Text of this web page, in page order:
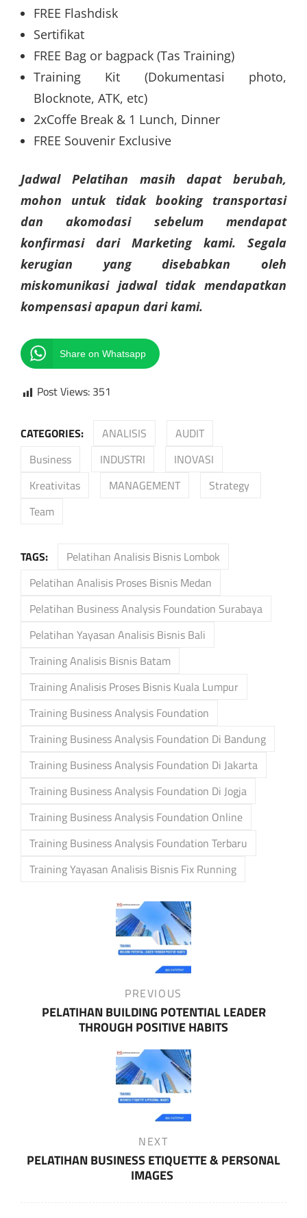
FREE Flashdisk
Sertifikat
FREE Bag or bagpack (Tas Training)
Training Kit (Dokumentasi photo,
Blocknote, ATK, etc)
2xCoffe Break & 1 Lunch, Dinner
FREE Souvenir Exclusive
Jadwal Pelatihan masih dapat berubah,
mohon untuk tidak booking transportasi
dan akomodasi sebelum mendapat
konfirmasi dari Marketing kami. Segala
kerugian yang disebabkan oleh
miskomunikasi jadwal tidak mendapatkan
kompensasi apapun dari kami.
Share on Whatsapp
Post Views: 351
CATEGORIES: ANALISIS
AUDIT
Business
INDUSTRI
INOVASI
Kreativitas
MANAGEMENT
Strategy
Team
TAGS:
Pelatihan Analisis Bisnis Lombok
Pelatihan Analisis Proses Bisnis Medan
Pelatihan Business Analysis Foundation Surabaya
Pelatihan Yayasan Analisis Bisnis Bali
Training Analisis Bisnis Batam
Training Analisis Proses Bisnis Kuala Lumpur
Training Business Analysis Foundation
Training Business Analysis Foundation Di Bandung
Training Business Analysis Foundation Di Jakarta
Training Business Analysis Foundation Di Jogja
Training Business Analysis Foundation Online
Training Business Analysis Foundation Terbaru
Training Yayasan Analisis Bisnis Fix Running
Post
PREVIOUS
PELATIHAN BUILDING POTENTIAL LEADER
THROUGH POSITIVE HABITS
Post
NEXT
PELATIHAN BUSINESS ETIQUETTE & PERSONAL
IMAGES